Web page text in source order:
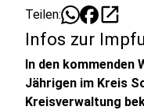
Teilen: open_in_new
Infos zur
In den kommenden
Jährigen im Kreis
Kreisverwaltung